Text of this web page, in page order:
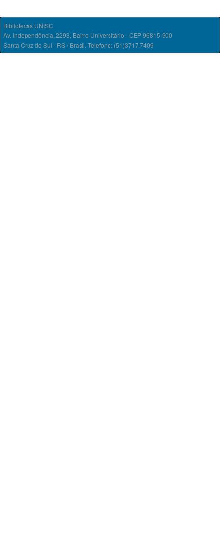
Bibliotecas UNISC
Av. Independência, 2293, Bairro Universitário - CEP 96815-900
Santa Cruz do Sul - RS / Brasil. Telefone: (51)3717.7409